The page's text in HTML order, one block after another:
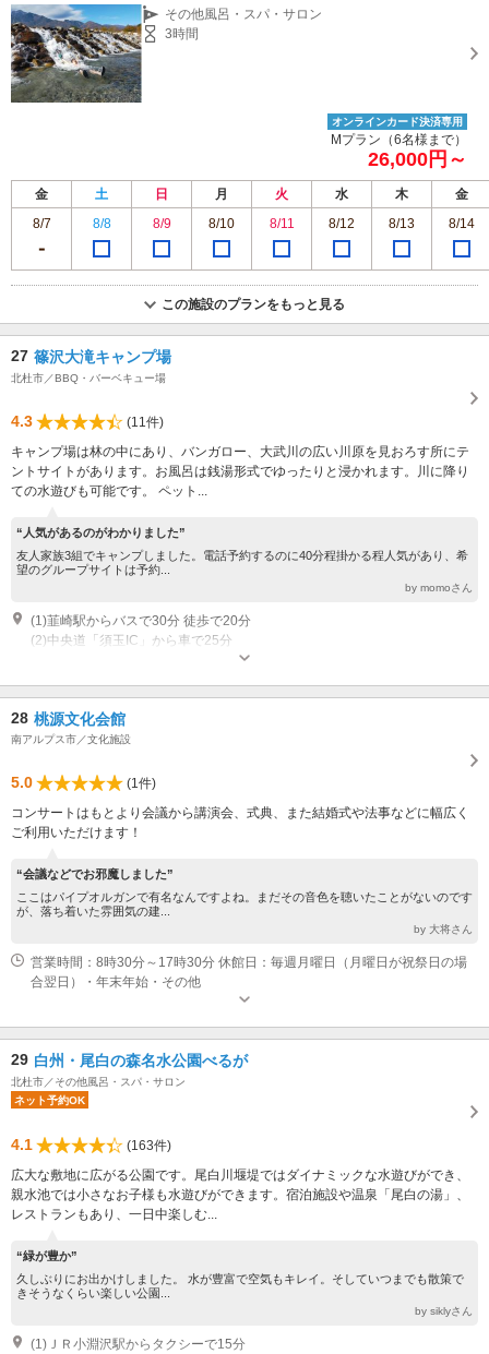
その他風呂・スパ・サロン
3時間
オンラインカード決済専用
Mプラン（6名様まで）
26,000円～
金 土 日 月 火 水 木
金
8/7
8/8 8/9 8/10 8/11 8/12 8/13 8/14
この施設のプランをもっと見る
27 篠沢大滝キャンプ場
北杜市／BBQ・バーベキュー場
4.3
(11件)
キャンプ場は林の中にあり、バンガロー、大武川の広い川原を見おろす所にテ
ントサイトがあります。お風呂は銭湯形式でゆったりと浸かれます。川に降り
ての水遊びも可能です。 ペット...
“人気があるのがわかりました”
友人家族3組でキャンプしました。電話予約するのに40分程掛かる程人気があり、希
望のグループサイトは予約...
by momoさん
(1)韮崎駅からバスで30分 徒歩で20分
(2)中央道「須玉IC」から車で25分
28 桃源文化会館
南アルプス市／文化施設
5.0
(1件)
コンサートはもとより会議から講演会、式典、また結婚式や法事などに幅広く
ご利用いただけます！
“会議などでお邪魔しました”
ここはパイプオルガンで有名なんですよね。まだその音色を聴いたことがないのです
が、落ち着いた雰囲気の建...
by 大将さん
営業時間：8時30分～17時30分 休館日：毎週月曜日（月曜日が祝祭日の場
合翌日）・年末年始・その他
29 白州・尾白の森名水公園べるが
北杜市／その他風呂・スパ・サロン
ネット予約OK
4.1
(163件)
広大な敷地に広がる公園です。尾白川堰堤ではダイナミックな水遊びができ、
親水池では小さなお子様も水遊びができます。宿泊施設や温泉「尾白の湯」、
レストランもあり、一日中楽しむ...
“緑が豊か”
久しぶりにお出かけしました。 水が豊富で空気もキレイ。そしていつまでも散策で
きそうなくらい楽しい公園...
by siklyさん
(1)ＪＲ小淵沢駅からタクシーで15分